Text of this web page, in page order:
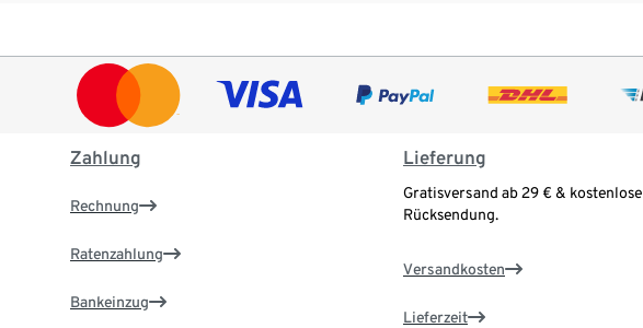
Zahlung
Rechnung
Ratenzahlung
Bankeinzug
Lieferung
Gratisversand ab 29 € & kostenlose
Rücksendung.
Versandkosten
Lieferzeit